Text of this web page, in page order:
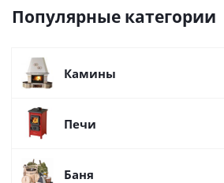
Популярные категории
Камины
Печи
Баня